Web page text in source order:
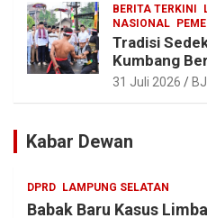
BERITA TERKINI
NASIONAL
Tradisi
Kumbang
Lestari,
31 Juli 2026
Kabar Dewan
DPRD LAMPUNG SELATAN
Babak Baru Kasus